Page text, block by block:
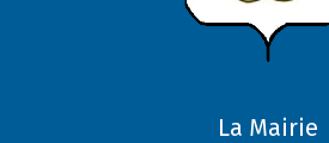
La Mairie